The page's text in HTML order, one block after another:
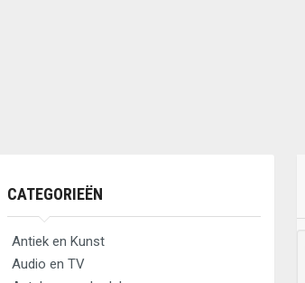
CATEGORIEËN
Antiek en Kunst
Audio en TV